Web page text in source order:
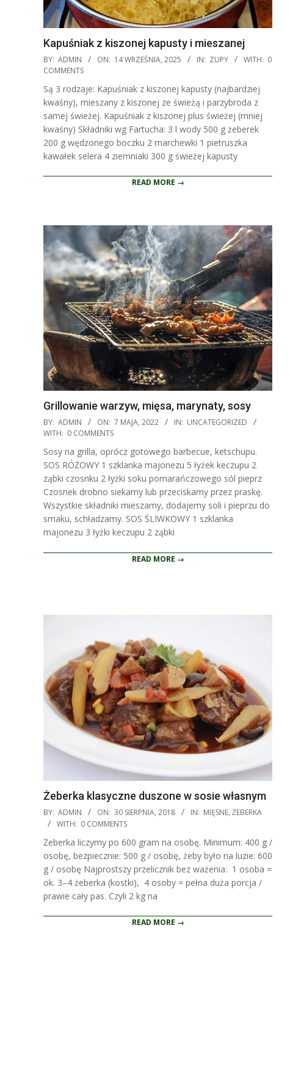
Kapuśniak z kiszonej kapusty i mieszanej
2025-
09-
BY: ADMIN ON: 14 WRZEŚNIA, 2025 IN: ZUPY WITH: 0
COMMENTS
Są 3 rodzaje: Kapuśniak z kiszonej kapusty (najbardziej
kwaśny), mieszany z kiszonej ze świeżą i parzybroda z
samej świeżej. Kapuśniak z kiszonej plus świeżej (mniej
kwaśny) Składniki wg Fartucha: 3 l wody 500 g żeberek
200 g wędzonego boczku 2 marchewki 1 pietruszka
kawałek selera 4 ziemniaki 300 g świeżej kapusty
READ MORE →
Grillowanie warzyw, mięsa, marynaty, sosy
2022-
05-
07
BY: ADMIN ON: 7 MAJA, 2022 IN: UNCATEGORIZED
WITH: 0 COMMENTS
Sosy na grilla, oprócz gotowego barbecue, ketschupu.
SOS RÓŻOWY 1 szklanka majonezu 5 łyżek keczupu 2
ząbki czosnku 2 łyżki soku pomarańczowego sól pieprz
Czosnek drobno siekamy lub przeciskamy przez praskę.
Wszystkie składniki mieszamy, dodajemy soli i pieprzu do
smaku, schładzamy. SOS ŚLIWKOWY 1 szklanka
majonezu 3 łyżki keczupu 2 ząbki
READ MORE →
Żeberka klasyczne duszone w sosie własnym
2018-
08-
30
BY: ADMIN ON: 30 SIERPNIA, 2018 IN: MIĘSNE, ŻEBERKA
WITH: 0 COMMENTS
Żeberka liczymy po 600 gram na osobę. Minimum: 400 g /
osobę, bezpiecznie: 500 g / osobę, żeby było na luzie: 600
g / osobę Najprostszy przelicznik bez ważenia: 1 osoba =
ok. 3–4 żeberka (kostki), 4 osoby = pełna duża porcja /
prawie cały pas. Czyli 2 kg na
READ MORE →